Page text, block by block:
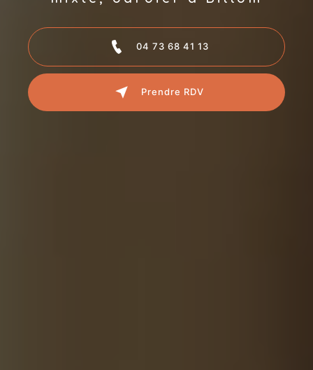
04 73 68 41 13
Prendre RDV